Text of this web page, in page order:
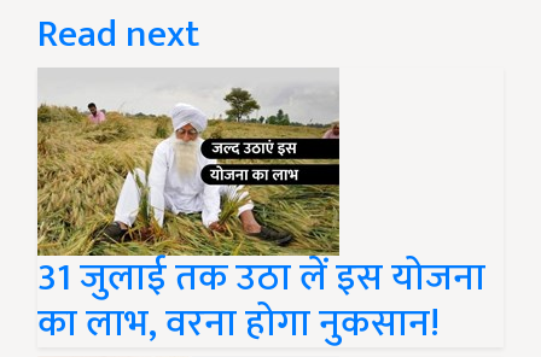
Read next
31 जुलाई तक उठा लें इस योजना
का लाभ, वरना होगा नुकसान!